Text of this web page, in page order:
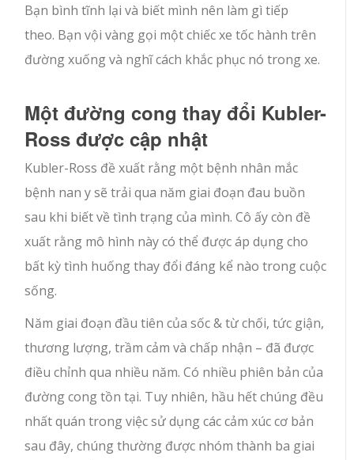
Bạn bình tĩnh lại và biết mình nên làm gì tiếp
theo. Bạn vội vàng gọi một chiếc xe tốc hành trên
đường xuống và nghĩ cách khắc phục nó trong xe.
Một đường cong thay đổi Kubler-
Ross được cập nhật
Kubler-Ross đề xuất rằng một bệnh nhân mắc
bệnh nan y sẽ trải qua năm giai đoạn đau buồn
sau khi biết về tình trạng của mình. Cô ấy còn đề
xuất rằng mô hình này có thể được áp dụng cho
bất kỳ tình huống thay đổi đáng kể nào trong cuộc
sống.
Năm giai đoạn đầu tiên của sốc & từ chối, tức giận,
thương lượng, trầm cảm và chấp nhận – đã được
điều chỉnh qua nhiều năm. Có nhiều phiên bản của
đường cong tồn tại. Tuy nhiên, hầu hết chúng đều
nhất quán trong việc sử dụng các cảm xúc cơ bản
sau đây, chúng thường được nhóm thành ba giai